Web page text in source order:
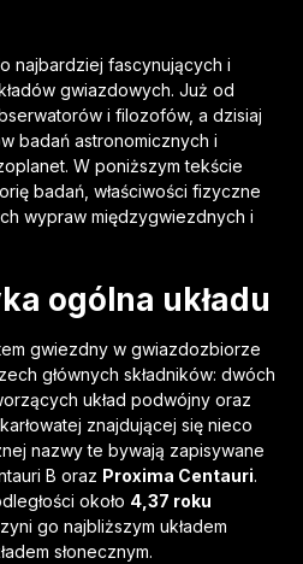
najbardziej fascynujących i
gwiazdowych. Już od
i filozofów, a dzisiaj
badań astronomicznych i
W poniższym tekście
badań, właściwości fizyczne
wypraw międzygwiezdnych i
ogólna układu
gwiezdny w gwiazdozbiorze
głównych składników: dwóch
układ podwójny oraz
znajdującej się nieco
nazwy te bywają zapisywane
B oraz Proxima Centauri.
około 4,37 roku
go najbliższym układem
słonecznym.